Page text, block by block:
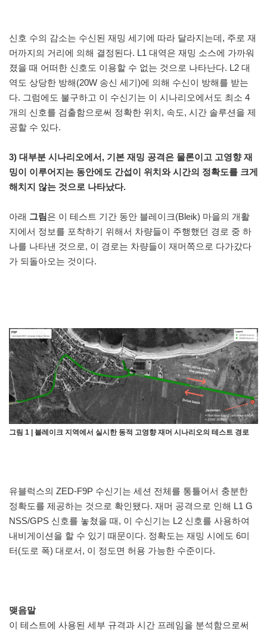
신호 수의 감소는 수신된 재밍 세기에 따라 달라지는데, 주로 재
머까지의 거리에 의해 결정된다. L1 대역은 재밍 소스에 가까워
졌을 때 어떠한 신호도 이용할 수 없는 것으로 나타난다. L2 대
역도 상당한 방해(20W 송신 세기)에 의해 수신이 방해를 받는
다. 그럼에도 불구하고 이 수신기는 이 시나리오에서도 최소 4
개의 신호를 검출함으로써 정확한 위치, 속도, 시간 솔루션을 제
공할 수 있다.
3) 대부분 시나리오에서, 기본 재밍 공격은 물론이고 고영향 재
밍이 이루어지는 동안에도 간섭이 위치와 시간의 정확도를 크게
해치지 않는 것으로 나타났다.
아래 그림은 이 테스트 기간 동안 블레이크(Bleik) 마을의 개활
지에서 정보를 포착하기 위해서 차량들이 주행했던 경로 중 하
나를 나타낸 것으로, 이 경로는 차량들이 재머쪽으로 다가갔다
가 되돌아오는 것이다.
그림 1 | 블레이크 지역에서 실시한 동적 고영향 재머 시나리오의 테스트 경로
유블럭스의 ZED-F9P 수신기는 세션 전체를 통틀어서 충분한
정확도를 제공하는 것으로 확인됐다. 재머 공격으로 인해 L1 G
NSS/GPS 신호를 놓쳤을 때, 이 수신기는 L2 신호를 사용하여
내비게이션을 할 수 있기 때문이다. 정확도는 재밍 시에도 6미
터(도로 폭) 대로서, 이 정도면 허용 가능한 수준이다.
맺음말
이 테스트에 사용된 세부 규격과 시간 프레임을 분석함으로써